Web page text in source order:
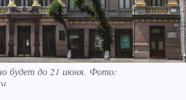
будет до 21 июня. Фото: